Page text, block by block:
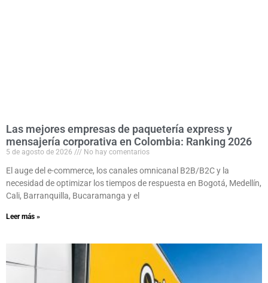
Las mejores empresas de paquetería express y
mensajería corporativa en Colombia: Ranking 2026
5 de agosto de 2026 No hay comentarios
El auge del e-commerce, los canales omnicanal B2B/B2C y la
necesidad de optimizar los tiempos de respuesta en Bogotá, Medellín,
Cali, Barranquilla, Bucaramanga y el
Leer más »